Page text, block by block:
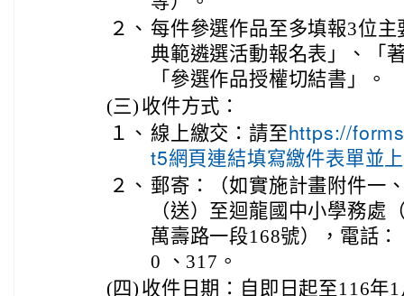
２、 每件參選作品至多填報3位
典範遴選活動報名表」、「
「參選作品授權切結書」。
(三) 收件方式：
１、 線上繳交：請至 https://
t5網頁連結填寫繳件表單並
２、 郵寄：（如實施計畫附件一
（送）至迴龍國中小學務處
萬壽路一段168號），電話
0 、317。
(四) 收件日期：自即日起至116年